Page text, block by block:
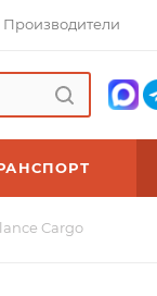
Производители
Cargo